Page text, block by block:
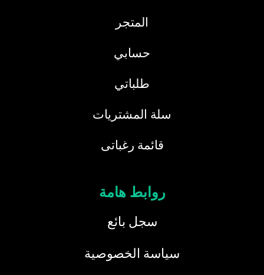
المتجر
حسابي
طلباتي
سلة المشتريات
قائمة رغباتى
روابط هامة
سجل بائع
سياسة الخصوصية